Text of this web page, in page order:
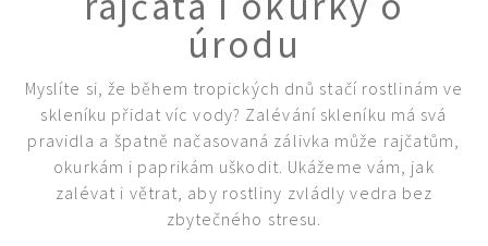
úrodu
Myslíte si, že během tropických dnů stačí rostlinám ve
skleníku přidat víc vody? Zalévání skleníku má svá
pravidla a špatně načasovaná zálivka může rajčatům,
okurkám i paprikám uškodit. Ukážeme vám, jak
zalévat i větrat, aby rostliny zvládly vedra bez
zbytečného stresu.